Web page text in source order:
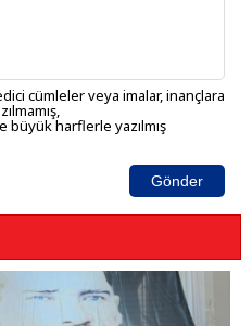
cümleler veya imalar, inançlara
büyük harflerle yazılmış
Gönder